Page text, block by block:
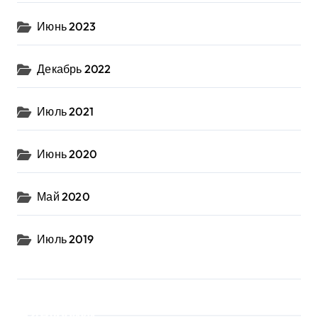
Июнь 2023
Декабрь 2022
Июль 2021
Июнь 2020
Май 2020
Июль 2019